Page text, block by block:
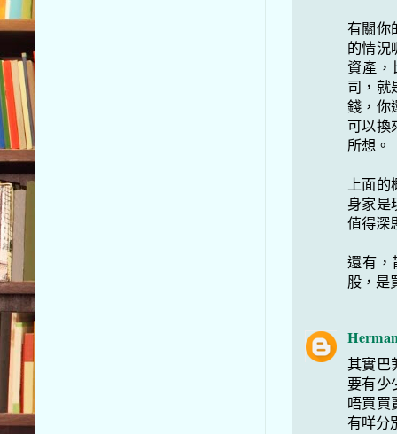
有關你
的情況
資產
司，就
錢，你
可以換
所想。
上面的
身家是
值得深
還有，
股，是
其實巴
要有少
唔買買
有咩分